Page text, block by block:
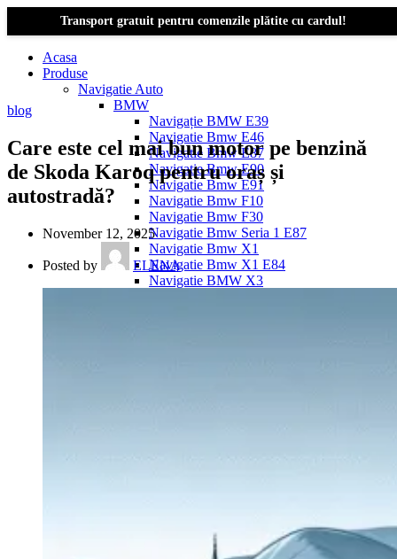
Transport gratuit pentru comenzile plătite cu cardul!
Acasa
Produse
Navigatie Auto
BMW
Navigație BMW E39
Navigatie Bmw E46
Navigatie Bmw E87
Navigatie Bmw E90
Navigatie Bmw E91
Navigatie Bmw F10
Navigatie Bmw F30
Navigatie Bmw Seria 1 E87
Navigatie Bmw X1
Navigatie Bmw X1 E84
Navigatie BMW X3
Navigatie Audi A5
Navigatie Audi A6 C5
blog
Care este cel mai bun motor pe benzină
de Skoda Karoq pentru oraș și
autostradă?
November 12, 2025
Posted by ELENA